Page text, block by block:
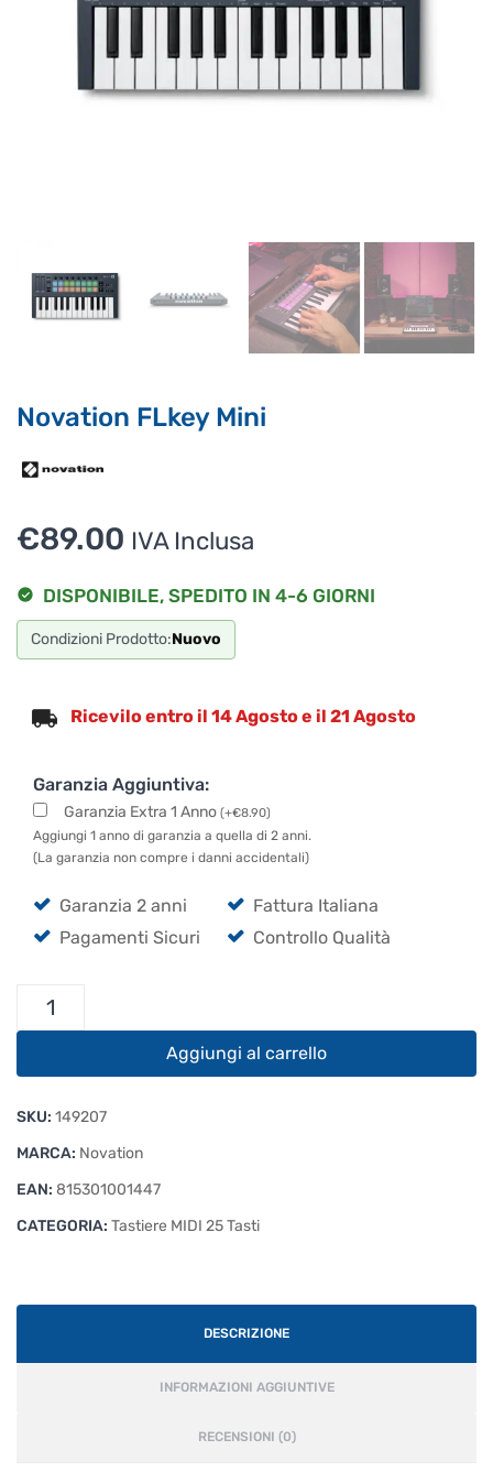
Novation FLkey Mini
€89.00 IVA Inclusa
DISPONIBILE, SPEDITO IN 4-6 GIORNI
Condizioni Prodotto:Nuovo
Ricevilo entro il 14 Agosto e il 21 Agosto
Garanzia Aggiuntiva:
Garanzia Extra 1 Anno (+€8.90)
Aggiungi 1 anno di garanzia a quella di 2 anni.
(La garanzia non compre i danni accidentali)
Garanzia 2 anni
Fattura Italiana
Pagamenti Sicuri
Controllo Qualità
Novation
quantità
Aggiungi al carrello
SKU: 149207
MARCA: Novation
EAN: 815301001447
CATEGORIA: Tastiere MIDI 25 Tasti
DESCRIZIONE
INFORMAZIONI AGGIUNTIVE
RECENSIONI (0)
Per ottenere dettagli su un determinato prodotto
assicurati di indicarne il nome completo